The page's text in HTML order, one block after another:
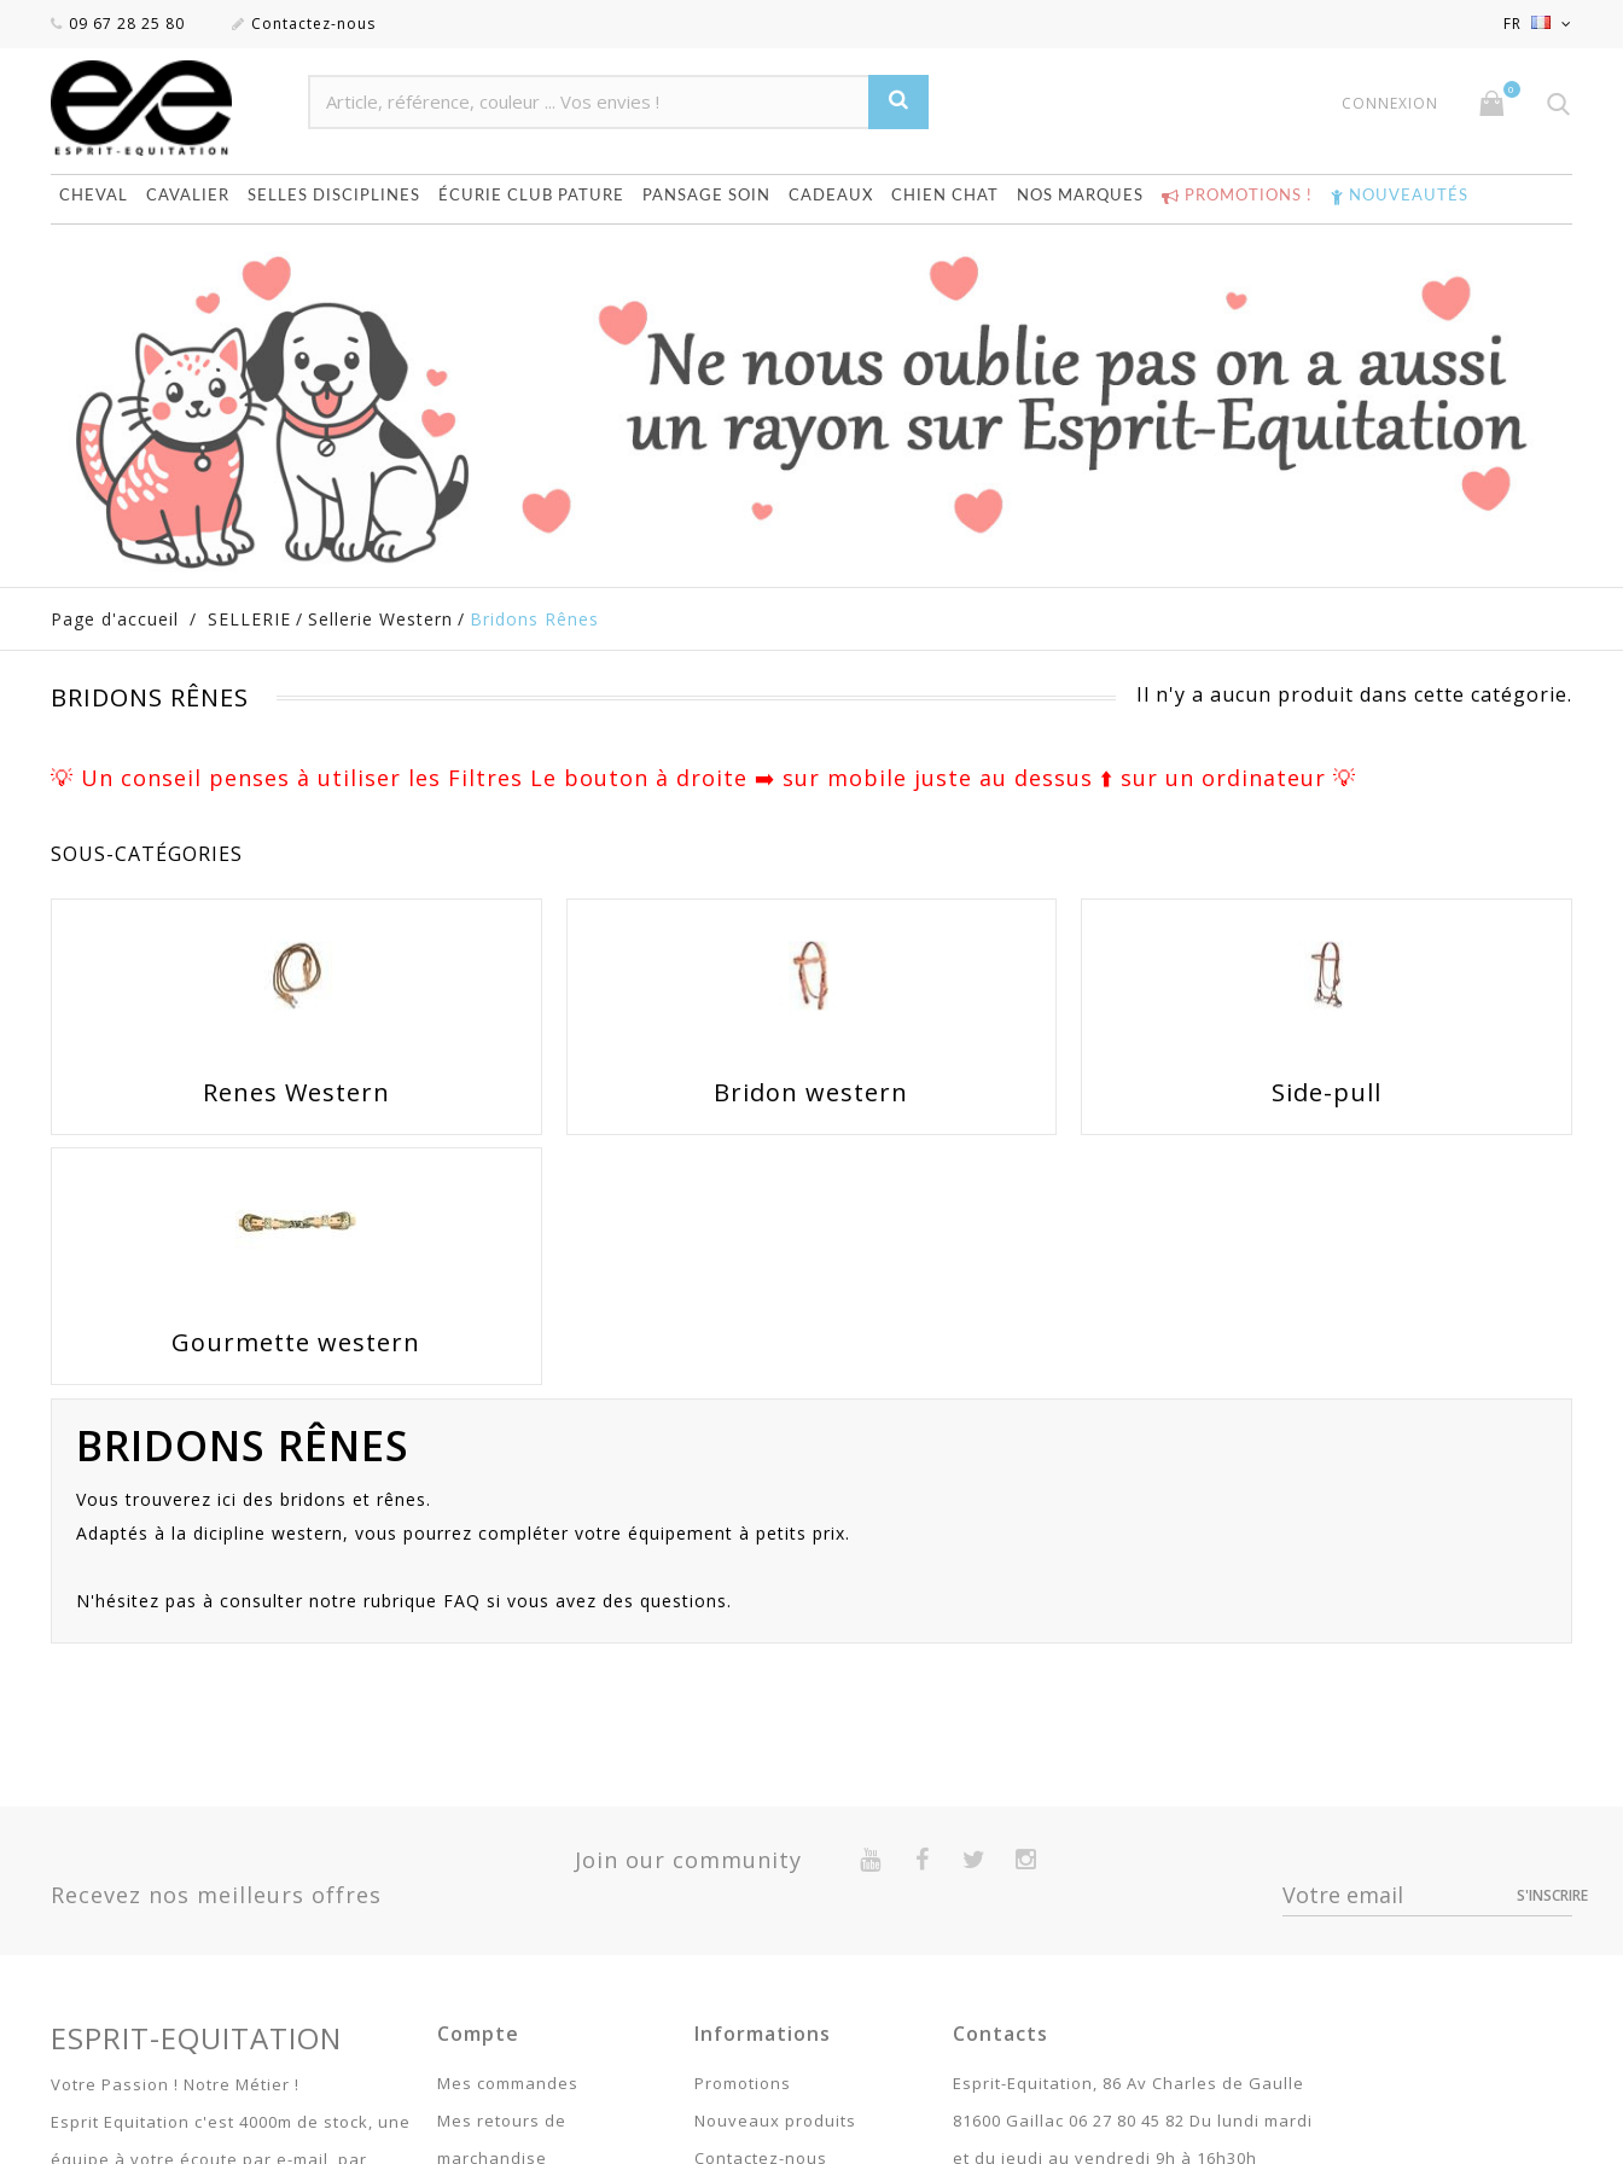
FR
09 67 28 25 80 Contactez-nous
CONNEXION
0
CHEVAL CAVALIER SELLES DISCIPLINES ÉCURIE CLUB PATURE PANSAGE SOIN CADEAUX CHIEN CHAT NOS MARQUES PROMOTIONS ! NOUVEAUTÉS
Page d'accueil / SELLERIE / Sellerie Western / Bridons Rênes
BRIDONS RÊNES Il n'y a aucun produit dans cette catégorie.
💡 Un conseil penses à utiliser les Filtres Le bouton à droite ➡️ sur mobile juste au dessus ⬆️ sur un ordinateur 💡
SOUS-CATÉGORIES
Renes Western Bridon western Side-pull
Gourmette western
BRIDONS RÊNES
Vous trouverez ici des bridons et rênes.
Adaptés à la dicipline western, vous pourrez compléter votre équipement à petits prix.
N'hésitez pas à consulter notre rubrique FAQ si vous avez des questions.
Join our community
Recevez nos meilleurs offres
S'INSCRIRE
ESPRIT-EQUITATION
Votre Passion ! Notre Métier !
Esprit Equitation c'est 4000m de stock, une
équipe à votre écoute par e-mail, par
Compte
Mes commandes
Mes retours de
marchandise
Informations
Promotions
Nouveaux produits
Contactez-nous
Contacts
Esprit-Equitation, 86 Av Charles de Gaulle
81600 Gaillac 06 27 80 45 82 Du lundi mardi
et du jeudi au vendredi 9h à 16h30h